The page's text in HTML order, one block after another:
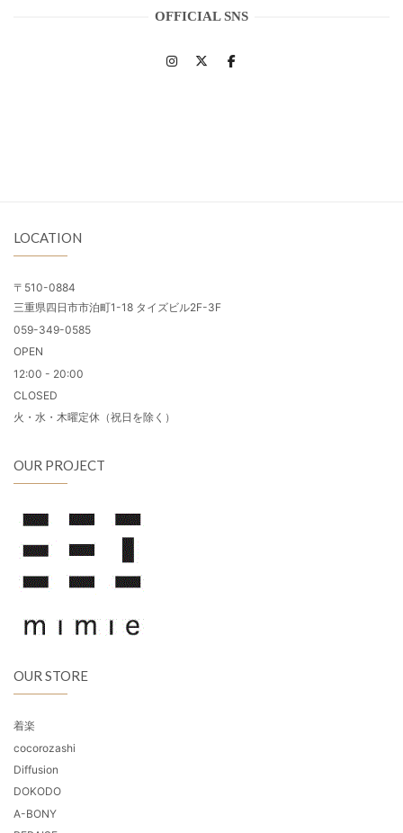
OFFICIAL SNS
LOCATION
〒510-0884
三重県四日市市泊町1-18 タイズビル2F-3F
059-349-0585
OPEN
12:00 - 20:00
CLOSED
火・水・木曜定休（祝日を除く）
OUR PROJECT
OUR STORE
着楽
cocorozashi
Diffusion
DOKODO
A-BONY